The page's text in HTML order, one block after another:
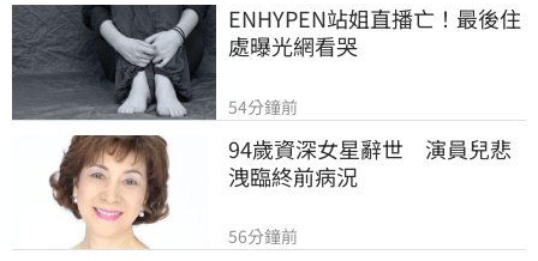
ENHYPEN站姐直播亡！最後住
處曝光網看哭
54分鐘前
94歲資深女星辭世　演員兒悲
洩臨終前病況
56分鐘前